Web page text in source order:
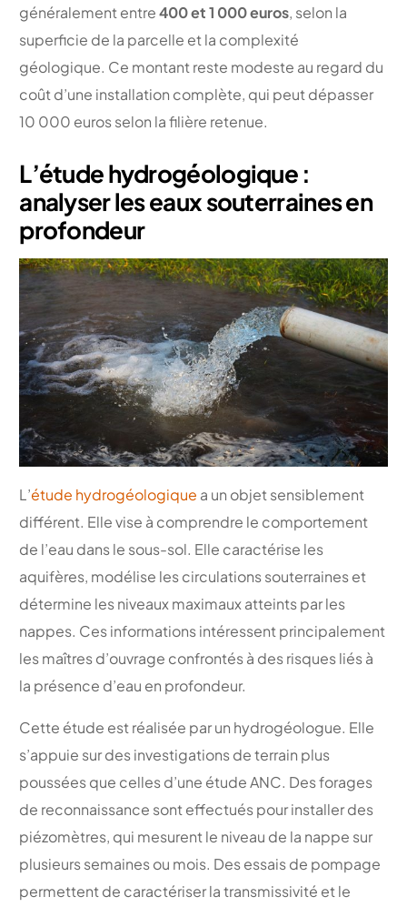
généralement entre400 et 1 000 euros, selon la
superficie de la parcelle et la complexité
géologique. Ce montant reste modeste au regard du
coût d’une installation complète, qui peut dépasser
10 000 euros selon la filière retenue.
L’étude hydrogéologique :
analyser les eaux souterraines en
profondeur
L’étude hydrogéologique a un objet sensiblement
différent. Elle vise à comprendre le comportement
de l’eau dans le sous-sol. Elle caractérise les
aquifères, modélise les circulations souterraines et
détermine les niveaux maximaux atteints par les
nappes. Ces informations intéressent principalement
les maîtres d’ouvrage confrontés à des risques liés à
la présence d’eau en profondeur.
Cette étude est réalisée par un hydrogéologue. Elle
s’appuie sur des investigations de terrain plus
poussées que celles d’une étude ANC. Des forages
de reconnaissance sont effectués pour installer des
piézomètres, qui mesurent le niveau de la nappe sur
plusieurs semaines ou mois. Des essais de pompage
permettent de caractériser la transmissivité et le